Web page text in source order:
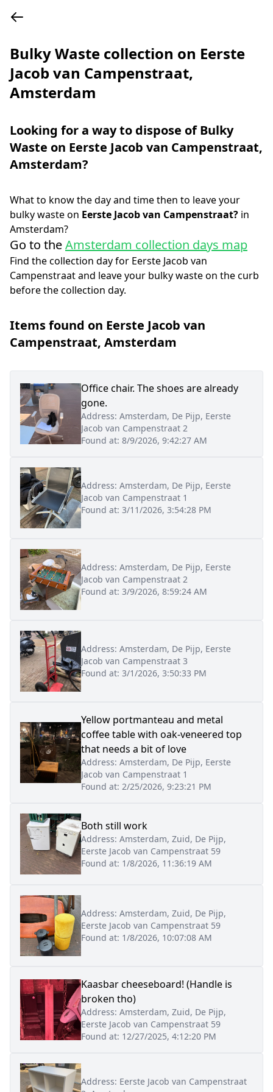
Bulky Waste collection on Eerste
Jacob van Campenstraat,
Amsterdam
Looking for a way to dispose of Bulky
Waste on Eerste Jacob van Campenstraat,
Amsterdam?
What to know the day and time then to leave your
bulky waste on Eerste Jacob van Campenstraat? in
Amsterdam?
Go to theAmsterdam collection days map
Find the collection day for Eerste Jacob van
Campenstraatand leave your bulky waste on the curb
before the collection day.
Items found on Eerste Jacob van
Campenstraat, Amsterdam
Office chair. The shoes are already
gone.
Address: Amsterdam, De Pijp, Eerste
Jacob van Campenstraat 2
Found at: 8/9/2026, 9:42:27 AM
Address: Amsterdam, De Pijp, Eerste
Jacob van Campenstraat 1
Found at: 3/11/2026, 3:54:28 PM
Address: Amsterdam, De Pijp, Eerste
Jacob van Campenstraat 2
Found at: 3/9/2026, 8:59:24 AM
Address: Amsterdam, De Pijp, Eerste
Jacob van Campenstraat 3
Found at: 3/1/2026, 3:50:33 PM
Yellow portmanteau and metal
coffee table with oak-veneered top
that needs a bit of love
Address: Amsterdam, De Pijp, Eerste
Jacob van Campenstraat 1
Found at: 2/25/2026, 9:23:21 PM
Both still work
Address: Amsterdam, Zuid, De Pijp,
Eerste Jacob van Campenstraat 59
Found at: 1/8/2026, 11:36:19 AM
Address: Amsterdam, Zuid, De Pijp,
Eerste Jacob van Campenstraat 59
Found at: 1/8/2026, 10:07:08 AM
Kaasbar cheeseboard! (Handle is
broken tho)
Address: Amsterdam, Zuid, De Pijp,
Eerste Jacob van Campenstraat 59
Found at: 12/27/2025, 4:12:20 PM
Address: Eerste Jacob van Campenstraat